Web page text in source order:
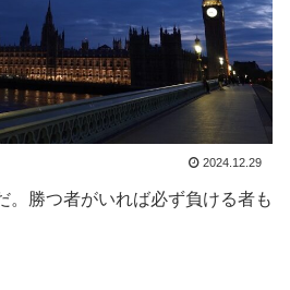
2024.12.29
。勝つ者がいれば必ず負ける者も